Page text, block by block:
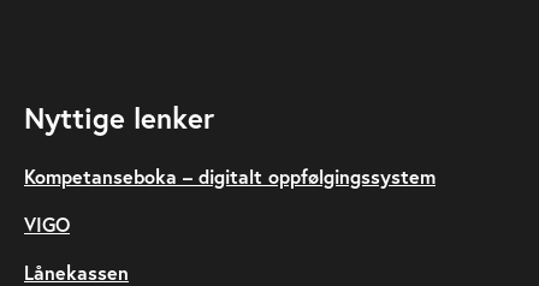
Nyttige lenker
Kompetanseboka – digitalt oppfølgingssystem
VIGO
Lånekassen